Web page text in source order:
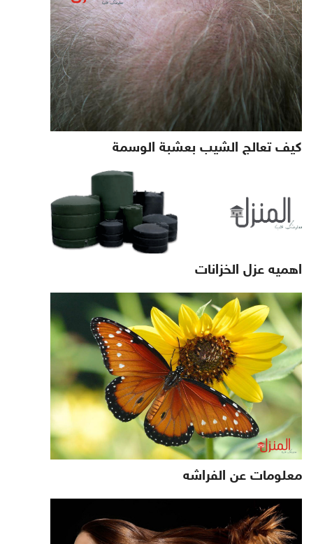
كيف تعالج الشيب بعشبة الوسمة
اهميه عزل الخزانات
معلومات عن الفراشه